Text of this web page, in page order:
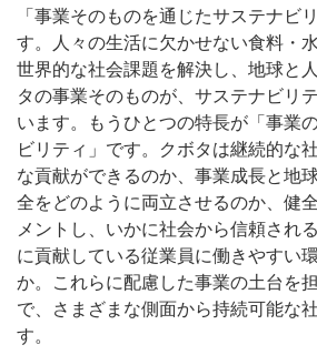
「事業そのものを通じたサステナビ
す。人々の生活に欠かせない食料・
世界的な社会課題を解決し、地球と
タの事業そのものが、サステナビリ
います。もうひとつの特長が「事業
ビリティ」です。クボタは継続的な
な貢献ができるのか、事業成長と地
全をどのように両立させるのか、健
メントし、いかに社会から信頼され
に貢献している従業員に働きやすい
か。これらに配慮した事業の土台を
で、さまざまな側面から持続可能な
す。